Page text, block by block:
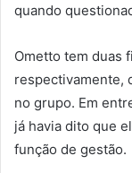
quando
Ometto tem duas
respectivamente,
no grupo. Em
já havia dito que
função de gestão.